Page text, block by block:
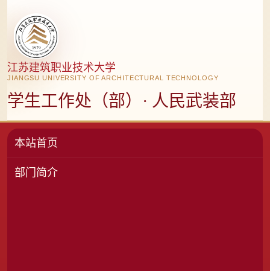
江苏建筑职业技术大学
JIANGSU UNIVERSITY OF ARCHITECTURAL TECHNOLOGY
学生工作处（部）· 人民武装部
本站首页
部门简介